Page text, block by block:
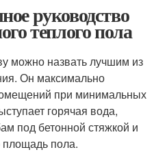
руководство
теплого пола
можно назвать лучшим из
Он максимально
при минимальных
горячая вода,
под бетонной стяжкой и
пола.